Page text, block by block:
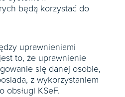
będą korzystać do
uprawnieniami
to, że uprawnienie
się danej osobie,
z wykorzystaniem
obsługi KSeF.